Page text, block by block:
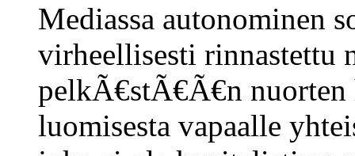
Mediassa autonominen
virheellisesti rinnastettu
pelkÃ€stÃ€Ã€n nuorten
luomisesta vapaalle